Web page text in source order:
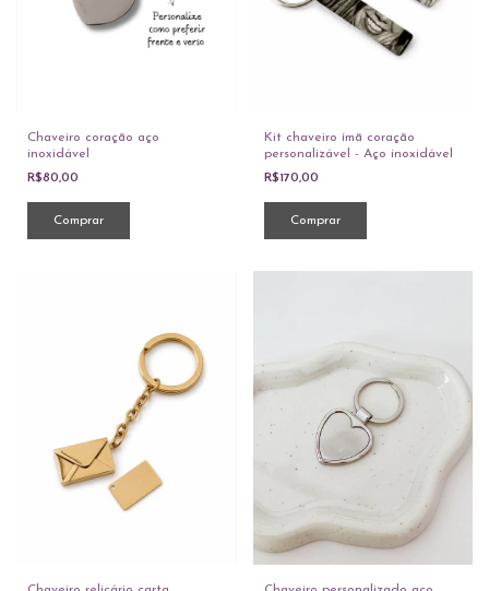
Chaveiro coração aço
inoxidável
R$80,00
Kit chaveiro ímã coração
personalizável - Aço inoxidável
R$170,00